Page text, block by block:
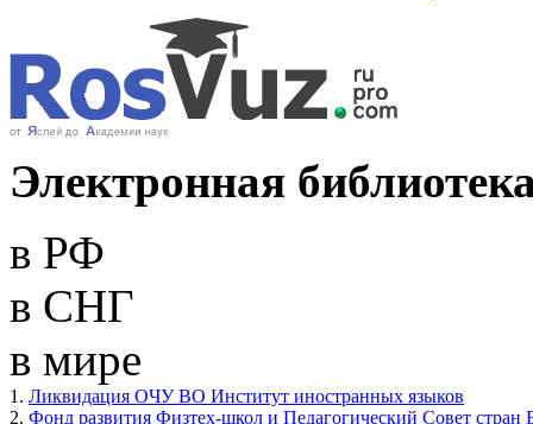
Электронная
в РФ
в СНГ
в мире
1. Ликвидация ОЧУ ВО Институт иностранных языков
2. Фонд развития Физтех-школ и Педагогический Совет